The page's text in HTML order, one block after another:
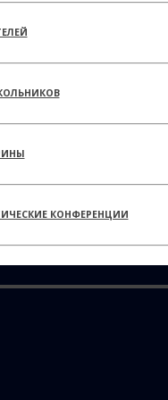
КОНФЕРЕНЦИИ